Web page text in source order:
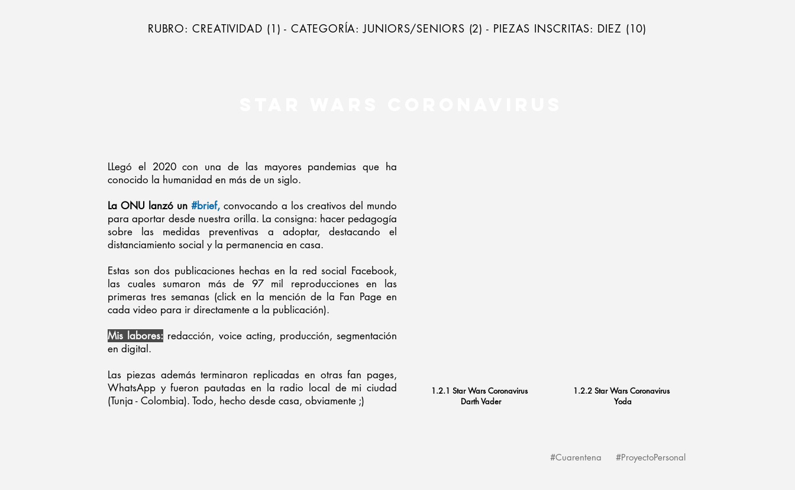
RUBRO: CREATIVIDAD (1) - CATEGORÍA: JUNIORS/SENIORS (2) - PIEZAS INSCRITAS: DIEZ (10)
LLegó el 2020 con una de las mayores pandemias que ha
conocido la humanidad en más de un siglo.
La ONU lanzó un #brief, convocando a los creativos del mundo
para aportar desde nuestra orilla. La consigna: hacer pedagogía
sobre las medidas preventivas a adoptar, destacando el
distanciamiento social y la permanencia en casa.
Estas son dos publicaciones hechas en la red social Facebook,
las cuales sumaron más de 97 mil reproducciones en las
primeras tres semanas (click en la mención de la Fan Page en
cada video para ir directamente a la publicación).
Mis labores: redacción, voice acting, producción, segmentación
en digital.
Las piezas además terminaron replicadas en otras fan pages,
WhatsApp y fueron pautadas en la radio local de mi ciudad
(Tunja - Colombia). Todo, hecho desde casa, obviamente ;)
1.2.1 Star Wars Coronavirus
Darth Vader
1.2.2 Star Wars Coronavirus
Yoda
#Cuarentena #ProyectoPersonal